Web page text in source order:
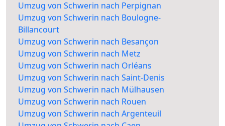
Umzug von Schwerin nach Perpignan
Umzug von Schwerin nach Boulogne-
Billancourt
Umzug von Schwerin nach Besançon
Umzug von Schwerin nach Metz
Umzug von Schwerin nach Orléans
Umzug von Schwerin nach Saint-Denis
Umzug von Schwerin nach Mülhausen
Umzug von Schwerin nach Rouen
Umzug von Schwerin nach Argenteuil